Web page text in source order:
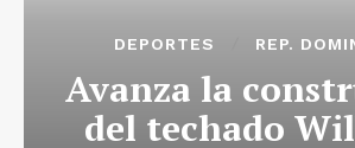
DEPORTES REP.
Avanza la
del techado